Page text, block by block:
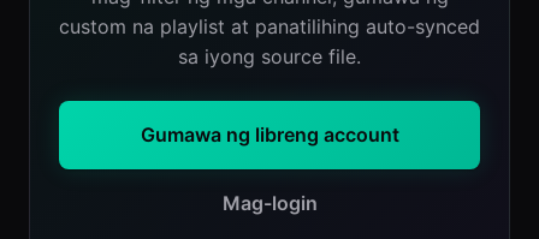
custom na playlist at panatilihing auto-synced
sa iyong source file.
Gumawa ng libreng account
Mag-login